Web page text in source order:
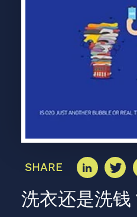
SHARE
洗衣还是洗钱